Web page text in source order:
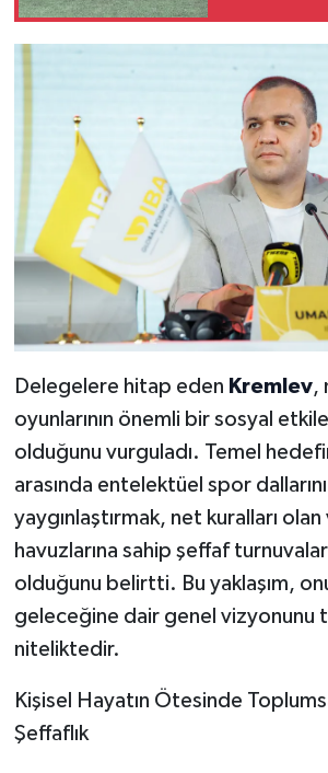
Delegelere hitap eden Kremlev,
oyunlarının önemli bir sosyal
olduğunu vurguladı. Temel
arasında entelektüel spor dallarını
yaygınlaştırmak, net kuralları
havuzlarına sahip şeffaf
olduğunu belirtti. Bu yaklaşım,
geleceğine dair genel vizyonunu
niteliktedir.
Kişisel Hayatın Ötesinde
Şeffaflık